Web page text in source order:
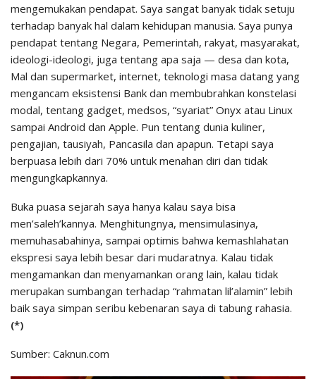
mengemukakan pendapat. Saya sangat banyak tidak setuju
terhadap banyak hal dalam kehidupan manusia. Saya punya
pendapat tentang Negara, Pemerintah, rakyat, masyarakat,
ideologi-ideologi, juga tentang apa saja — desa dan kota,
Mal dan supermarket, internet, teknologi masa datang yang
mengancam eksistensi Bank dan membubrahkan konstelasi
modal, tentang gadget, medsos, “syariat” Onyx atau Linux
sampai Android dan Apple. Pun tentang dunia kuliner,
pengajian, tausiyah, Pancasila dan apapun. Tetapi saya
berpuasa lebih dari 70% untuk menahan diri dan tidak
mengungkapkannya.
Buka puasa sejarah saya hanya kalau saya bisa
men’saleh’kannya. Menghitungnya, mensimulasinya,
memuhasabahinya, sampai optimis bahwa kemashlahatan
ekspresi saya lebih besar dari mudaratnya. Kalau tidak
mengamankan dan menyamankan orang lain, kalau tidak
merupakan sumbangan terhadap “rahmatan lil’alamin” lebih
baik saya simpan seribu kebenaran saya di tabung rahasia.
(*)
Sumber: Caknun.com